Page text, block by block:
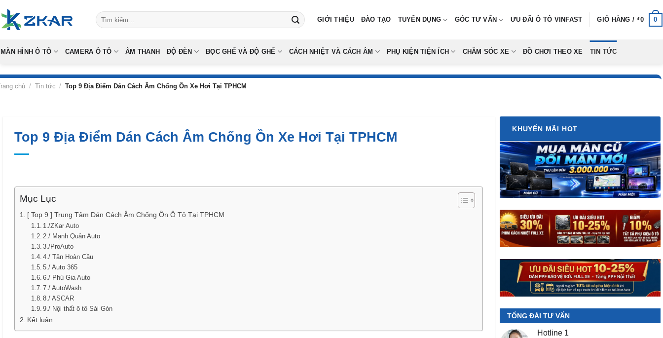
to
content
Tìm
kiếm:
GIỚI THIỆU ĐÀO TẠO TUYỂN DỤNG GÓC TƯ VẤN ƯU ĐÃI Ô TÔ VINFAST GIỎ HÀNG /₫0 0
MÀN HÌNH Ô TÔ CAMERA Ô TÔ ÂM THANH ĐỘ ĐÈN BỌC GHẾ VÀ ĐỘ GHẾ CÁCH NHIỆT VÀ CÁCH ÂM PHỤ KIỆN TIỆN ÍCH CHĂM SÓC XE ĐỒ CHƠI THEO XE TIN TỨC
chủ / Tin tức / Top 9 Địa Điểm Dán Cách Âm Chống Ồn Xe Hơi Tại TPHCM
Top 9 Địa Điểm Dán Cách Âm Chống Ồn Xe Hơi Tại TPHCM
Mục Lục
[ Top 9 ] Trung Tâm Dán Cách Âm Chống Ồn Ô Tô Tại TPHCM
1./ZKar Auto
2./ Mạnh Quân Auto
3./ProAuto
4./ Tân Hoàn Cầu
5./ Auto 365
6./ Phú Gia Auto
7./ AutoWash
8./ ASCAR
9./ Nội thất ô tô Sài Gòn
Kết luận
KHUYẾN MÃI HOT
TỔNG ĐÀI TƯ VẤN
Hotline 1